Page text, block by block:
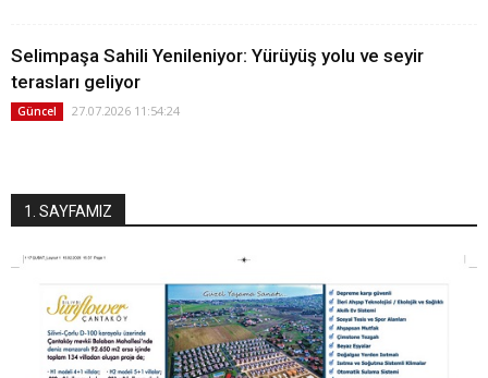
Selimpaşa Sahili Yenileniyor: Yürüyüş yolu ve seyir
terasları geliyor
Güncel 27.07.2026 11:54:24
1. SAYFAMIZ